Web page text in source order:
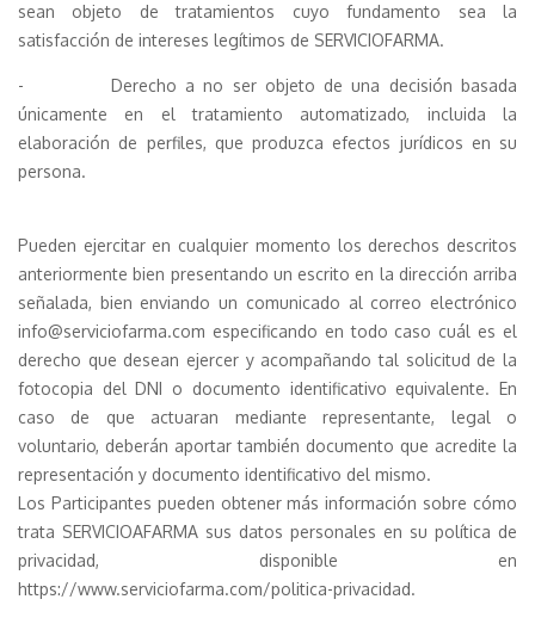
sean objeto de tratamientos cuyo fundamento sea la
satisfacción de intereses legítimos de SERVICIOFARMA.
- Derecho a no ser objeto de una decisión basada
únicamente en el tratamiento automatizado, incluida la
elaboración de perfiles, que produzca efectos jurídicos en su
persona.
Pueden ejercitar en cualquier momento los derechos descritos
anteriormente bien presentando un escrito en la dirección arriba
señalada, bien enviando un comunicado al correo electrónico
info@serviciofarma.com especificando en todo caso cuál es el
derecho que desean ejercer y acompañando tal solicitud de la
fotocopia del DNI o documento identificativo equivalente. En
caso de que actuaran mediante representante, legal o
voluntario, deberán aportar también documento que acredite la
representación y documento identificativo del mismo.
Los Participantes pueden obtener más información sobre cómo
trata SERVICIOAFARMA sus datos personales en su política de
privacidad, disponible en
https://www.serviciofarma.com/politica-privacidad.